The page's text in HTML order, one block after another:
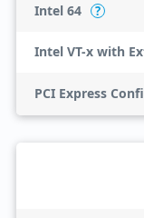
Intel 64 ?